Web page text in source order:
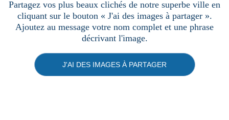
Partagez vos plus beaux clichés de notre superbe ville en
cliquant sur le bouton « J'ai des images à partager ».
Ajoutez au message votre nom complet et une phrase
décrivant l'image.
J'AI DES IMAGES À PARTAGER